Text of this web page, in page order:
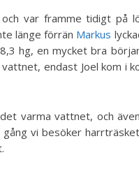
var framme tidigt på
länge förrän Markus
hg, en mycket bra
endast Joel kom i
varma vattnet, och
vi besöker